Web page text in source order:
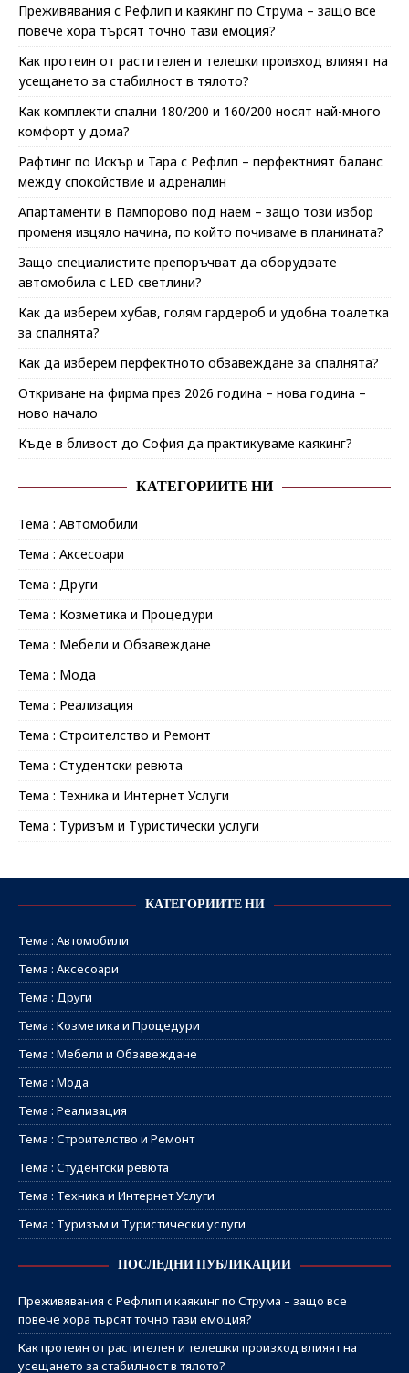
Преживявания с Рефлип и каякинг по Струма – защо все
повече хора търсят точно тази емоция?
Как протеин от растителен и телешки произход влияят на
усещането за стабилност в тялото?
Как комплекти спални 180/200 и 160/200 носят най-много
комфорт у дома?
Рафтинг по Искър и Тара с Рефлип – перфектният баланс
между спокойствие и адреналин
Апартаменти в Пампорово под наем – защо този избор
променя изцяло начина, по който почиваме в планината?
Защо специалистите препоръчват да оборудвате
автомобила с LED светлини?
Как да изберем хубав, голям гардероб и удобна тоалетка
за спалнята?
Как да изберем перфектното обзавеждане за спалнята?
Откриване на фирма през 2026 година – нова година –
ново начало
Къде в близост до София да практикуваме каякинг?
КАТЕГОРИИТЕ НИ
Тема : Автомобили
Тема : Аксесоари
Тема : Други
Тема : Козметика и Процедури
Тема : Мебели и Обзавеждане
Тема : Мода
Тема : Реализация
Тема : Строителство и Ремонт
Тема : Студентски ревюта
Тема : Техника и Интернет Услуги
Тема : Туризъм и Туристически услуги
КАТЕГОРИИТЕ НИ
Тема : Автомобили
Тема : Аксесоари
Тема : Други
Тема : Козметика и Процедури
Тема : Мебели и Обзавеждане
Тема : Мода
Тема : Реализация
Тема : Строителство и Ремонт
Тема : Студентски ревюта
Тема : Техника и Интернет Услуги
Тема : Туризъм и Туристически услуги
ПОСЛЕДНИ ПУБЛИКАЦИИ
Преживявания с Рефлип и каякинг по Струма – защо все
повече хора търсят точно тази емоция?
Как протеин от растителен и телешки произход влияят на
усещането за стабилност в тялото?